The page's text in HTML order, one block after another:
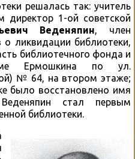
решалась так: учитель
1-ой советской
Веденяпин, член
о ликвидации библиотеки,
библиотечного фонда и
Ермошкина по ул.
№ 64, на втором этаже;
было восстановлено имя
стал первым
библиотеки.